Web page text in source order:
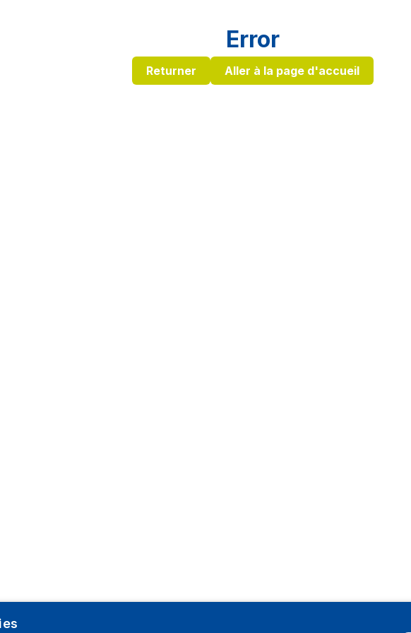
Error
Returner Aller à la page d'accueil